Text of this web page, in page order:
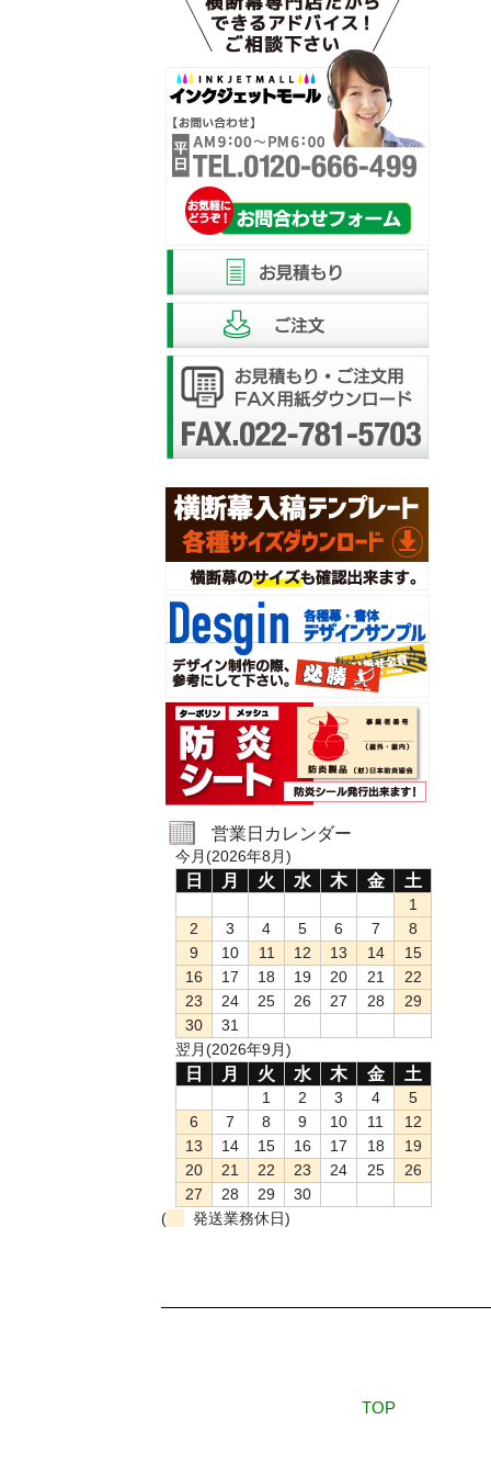
営業日カレンダー
今月(2026年8月)
日 月 火 水 木 金 土
1
2
3 4 5 6 7
8
9
10 11 12 13 14
15
16
17 18 19 20 21
22
23
24 25 26 27 28
29
30
31
翌月(2026年9月)
日 月 火 水 木 金 土
1 2 3 4
5
6
7 8 9 10 11
12
13
14 15 16 17 18
19
20
21 22 23 24 25
26
27
28 29
30
(
発送業務休日)
TOP